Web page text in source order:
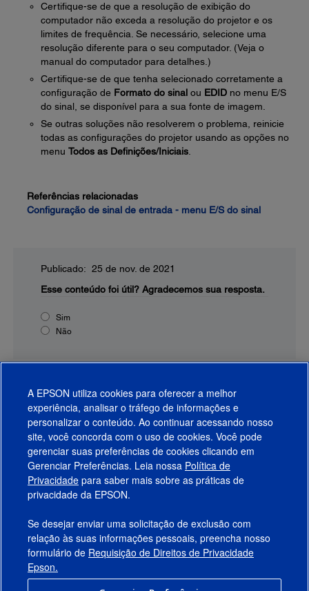
Certifique-se de que a resolução de exibição do
computador não exceda a resolução do projetor e os
limites de frequência. Se necessário, selecione uma
resolução diferente para o seu computador. (Veja o
manual do computador para detalhes.)
Certifique-se de que tenha selecionado corretamente a
configuração de Formato do sinal ou EDID no menu E/S
do sinal, se disponível para a sua fonte de imagem.
Se outras soluções não resolverem o problema, reinicie
todas as configurações do projetor usando as opções no
menu Todos as Definições/Iniciais
Referências relacionadas
Configuração de sinal de entrada - menu E/S do sinal
Publicado: 25 de nov. de 2021
Esse conteúdo foi útil? Agradecemos sua resposta.
Sim
Não
Produtos
Suporte
Links Sugeridos
Empresa
A EPSON utiliza cookies para oferecer a melhor
experiência, analisar o tráfego de informações e
personalizar o conteúdo. Ao continuar acessando nosso
site, você concorda com o uso de cookies. Você pode
gerenciar suas preferências de cookies clicando em
Gerenciar Preferências. Leia nossa Política de
Privacidade para saber mais sobre as práticas de
privacidade da EPSON.
Se desejar enviar uma solicitação de exclusão com
relação às suas informações pessoais, preencha nosso
formulário de Requisição de Direitos de Privacidade
Epson.